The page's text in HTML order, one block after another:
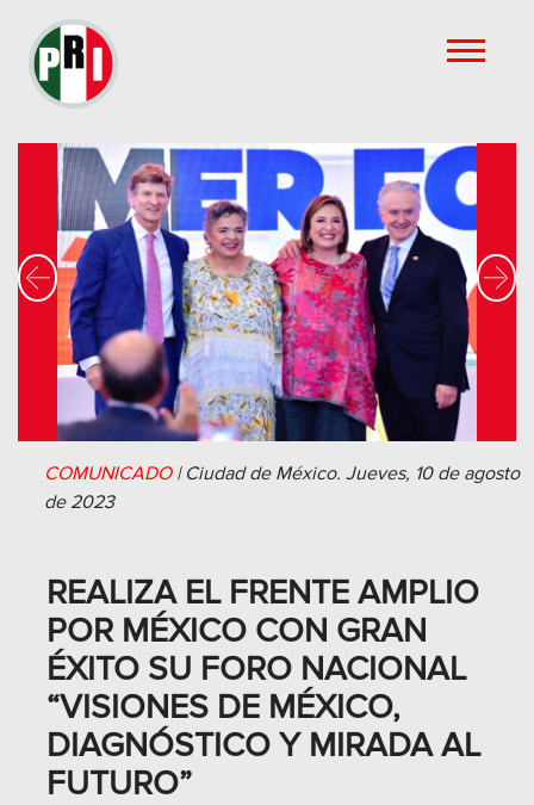
Previous Next
COMUNICADO| Ciudad de México. Jueves, 10 de agosto
de 2023
REALIZA EL FRENTE AMPLIO
POR MÉXICO CON GRAN
ÉXITO SU FORO NACIONAL
“VISIONES DE MÉXICO,
DIAGNÓSTICO Y MIRADA AL
FUTURO”